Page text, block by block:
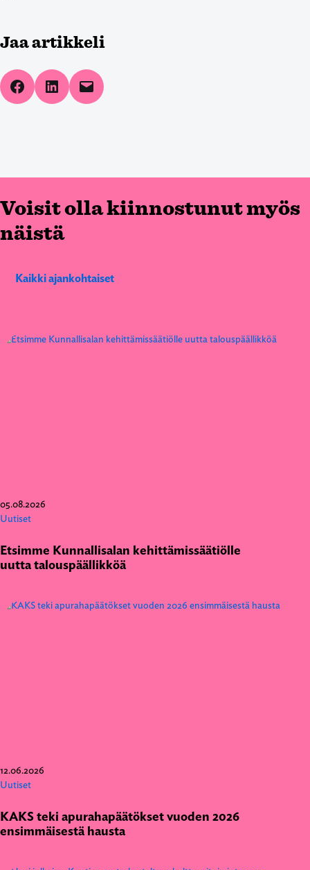
Jaa artikkeli
Share on Facebook
Share on LinkedIn
Email this Page
Voisit olla kiinnostunut myös
näistä
Kaikki ajankohtaiset
05.08.2026
Uutiset
Etsimme Kunnallisalan kehittämissäätiölle
uutta talouspäällikköä
12.06.2026
Uutiset
KAKS teki apurahapäätökset vuoden 2026
ensimmäisestä hausta